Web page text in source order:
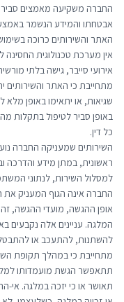
החברה משקיעה מאמצים
אבטחתו והמידע הנשמר
האתר והשירותים כרוכה
אין מערכת טכנולוגית
אירועי סייבר, גישה בלתי
מתחייבת כי האתר והשירותים
שגיאות, או יתאימו באופן
באופן סביר לטיפול בתקלות
כל דין.
השירותים שמעניקה החברה
ראשונית, במתן מידע והדרכה
למסלול השירות, לנתוני
החברה אינה הגוף המעניק את
אופן ההגשה, מועדי ההגשה,
המלגה. עניינים אלה נקבעים
להשתנות, להתעכב או
מתחייבת כי במהלך תקופת
תתאפשר הגשת מועמדותו
תאושר או כי יזכה במלגה.